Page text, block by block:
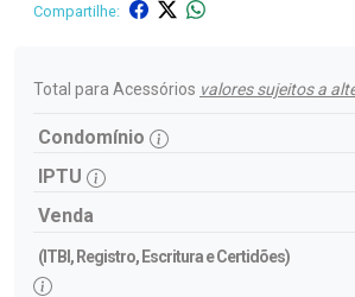
Compartilhe:
Total para Acessórios valores sujeitos a
Condomínio
IPTU
Venda
(ITBI, Registro, Escritura e Certidões)